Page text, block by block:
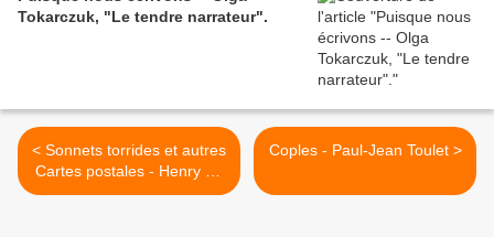
Tokarczuk, "Le tendre narrateur".
< Sonnets torrides et autres
Cartes postales - Henry J.-
M. Levet
Coples - Paul-Jean Toulet >